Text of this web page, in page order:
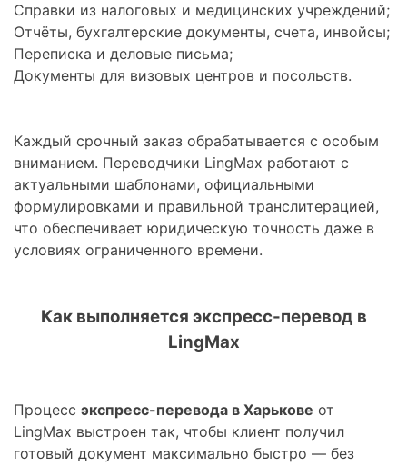
Справки из налоговых и медицинских учреждений;
Отчёты, бухгалтерские документы, счета, инвойсы;
Переписка и деловые письма;
Документы для визовых центров и посольств.
Каждый срочный заказ обрабатывается с особым
вниманием. Переводчики LingMax работают с
актуальными шаблонами, официальными
формулировками и правильной транслитерацией,
что обеспечивает юридическую точность даже в
условиях ограниченного времени.
Как выполняется экспресс-перевод в
LingMax
Процесс экспресс-перевода в Харькове от
LingMax выстроен так, чтобы клиент получил
готовый документ максимально быстро — без